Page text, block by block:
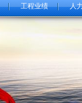
工程业绩 人